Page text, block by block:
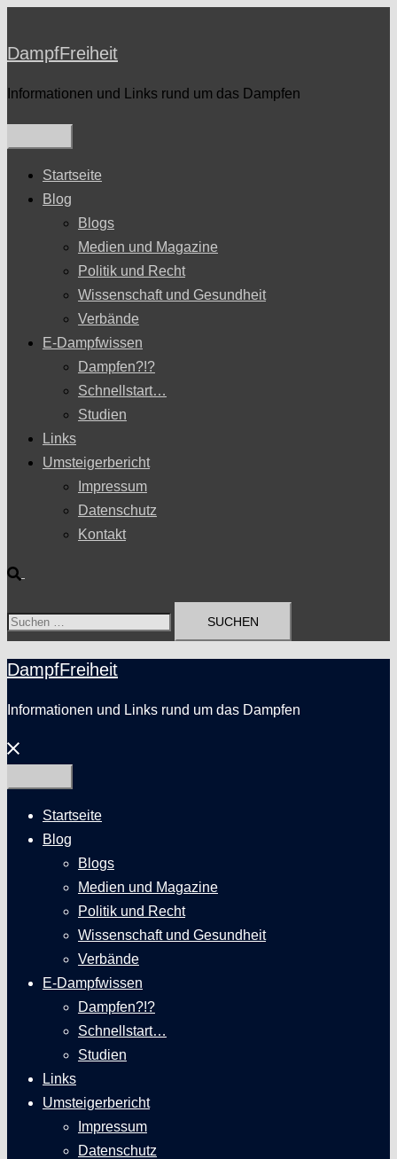
springen
DampfFreiheit
Informationen und Links rund um das Dampfen
Startseite
Blog
Blogs
Medien und Magazine
Politik und Recht
Wissenschaft und Gesundheit
Verbände
E-Dampfwissen
Dampfen?!?
Schnellstart…
Studien
Links
Umsteigerbericht
Impressum
Datenschutz
Kontakt
Suche
Suchen
DampfFreiheit
Informationen und Links rund um das Dampfen
Menü
schließen
Startseite
Blog
Blogs
Medien und Magazine
Politik und Recht
Wissenschaft und Gesundheit
Verbände
E-Dampfwissen
Dampfen?!?
Schnellstart…
Studien
Links
Umsteigerbericht
Impressum
Datenschutz